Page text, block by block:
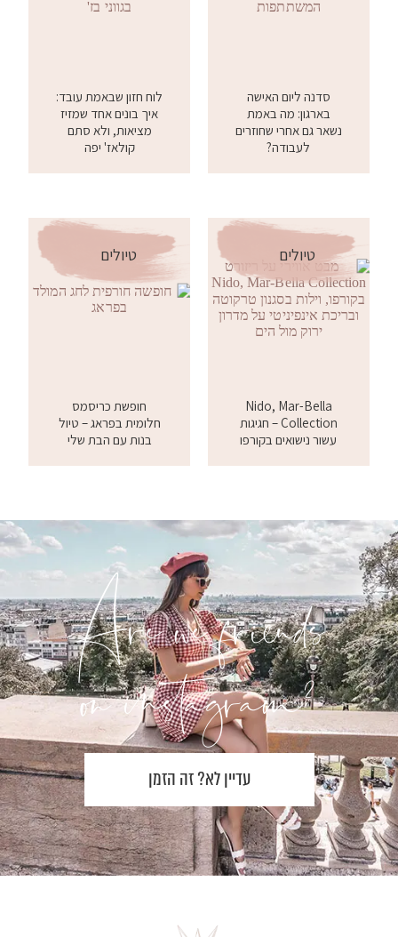
סדנה ליום האישה
בארגון: מה באמת
נשאר גם אחרי שחוזרים
לעבודה?
לוח חזון שבאמת עובד:
איך בונים אחד שמזיז
מציאות, ולא סתם
קולאז' יפה
טיולים
Nido, Mar-Bella
Collection – חגיגות
עשור נישואים בקורפו
טיולים
חופשת כריסמס
חלומית בפראג – טיול
בנות עם הבת שלי
Are we friends
?on instagram
עדיין לא? זה הזמן